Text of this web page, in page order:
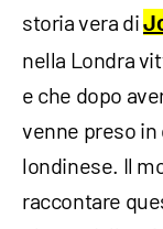
storia vera di
nella Londra
e che dopo
venne preso in
londinese. Il
raccontare